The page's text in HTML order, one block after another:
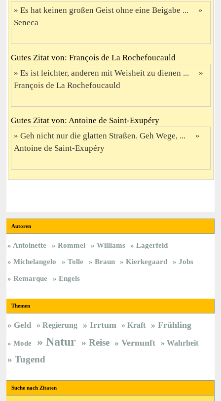
Es hat keinen großen Geist ohne eine Beigabe ...
Seneca
Gutes Zitat von: François de La Rochefoucauld
Es ist leichter, anderen mit Weisheit zu dienen ...
François de La Rochefoucauld
Gutes Zitat von: Antoine de Saint-Exupéry
Geh nicht nur die glatten Straßen. Geh Wege, ...
Antoine de Saint-Exupéry
Autoren
Antoinette Rommel Williams
Lagerfeld
Michelangelo
Tolle Braun Kierkegaard
Jobs
Remarque
Engels
Themen
Geld Regierung Irrtum Kraft Frühling
Mode Natur Reise Vernunft Wahrheit
Tugend
Suche nach Zitaten